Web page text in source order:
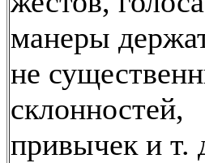
манеры
не
склонностей,
привычек и т.